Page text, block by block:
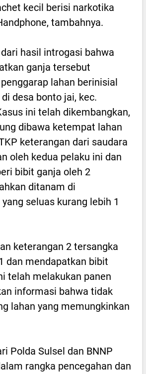
kecil berisi narkotika
tambahnya.
hasil introgasi bahwa
ganja tersebut
lahan berinisial
desa bonto jai, kec.
ini telah dikembangkan,
dibawa ketempat lahan
keterangan dari saudara
oleh kedua pelaku ini dan
bibit ganja oleh 2
ditanam di
seluas kurang lebih 1
keterangan 2 tersangka
dan mendapatkan bibit
telah melakukan panen
informasi bahwa tidak
lahan yang memungkinkan
Polda Sulsel dan BNNP
rangka pencegahan dan